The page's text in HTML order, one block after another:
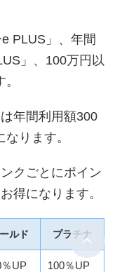
PLUS」、年間
」、100万円以
年間利用額300
ります。
クごとにポイン
得になります。
ルド プラチナ
％UP 100％UP